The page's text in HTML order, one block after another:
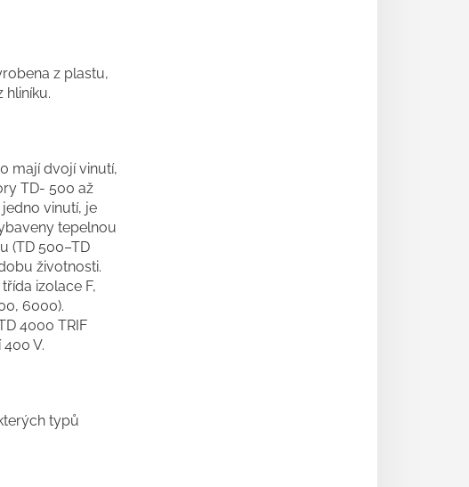
z plastu,
hliníku.
mají dvojí vinutí,
TD- 500 až
vinutí, je
tepelnou
(TD 500–TD
životnosti.
izolace F,
6000).
4000 TRIF
V.
typů